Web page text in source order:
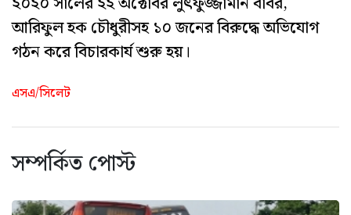
আরিফুল হক চৌধুরীসহ ১০ জনের বিরুদ্ধে অভিযোগ
গঠন করে বিচারকার্য শুরু হয়।
এসএ/সিলেট
সম্পর্কিত পোস্ট